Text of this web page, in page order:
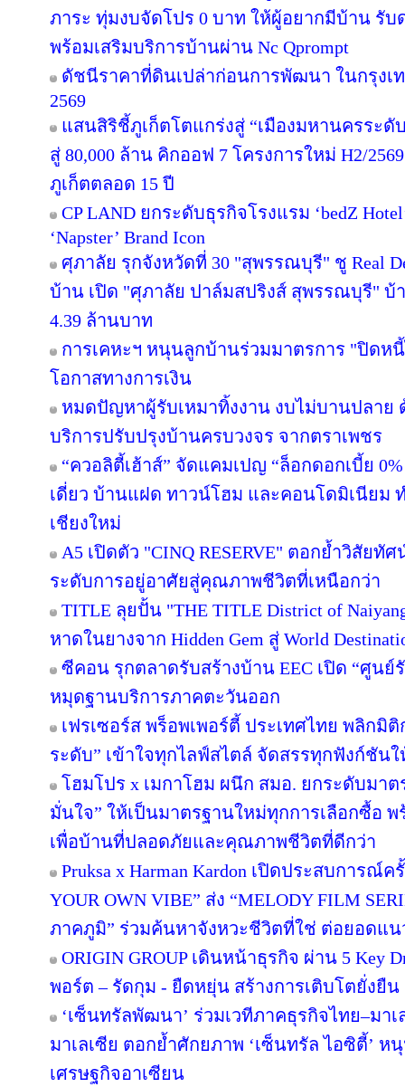
ภาระ ทุ่มงบจัดโปร 0 บาท ให้ผู้อยากมีบ้าน รับ
พร้อมเสริมบริการบ้านผ่าน Nc Qprompt
ดัชนีราคาที่ดินเปล่าก่อนการพัฒนา ในกรุงเ
2569
แสนสิริชี้ภูเก็ตโตแกร่งสู่ “เมืองมหานครระ
สู่ 80,000 ล้าน คิกออฟ 7 โครงการใหม่ H2/
ภูเก็ตตลอด 15 ปี
CP LAND ยกระดับธุรกิจโรงแรม ‘bedZ
‘Napster’ Brand Icon
ศุภาลัย รุกจังหวัดที่ 30 "สุพรรณบุรี" ชู Real
บ้าน เปิด "ศุภาลัย ปาล์มสปริงส์ สุพรรณบุรี" บ้
4.39 ล้านบาท
การเคหะฯ หนุนลูกบ้านร่วมมาตรการ "ปิดห
โอกาสทางการเงิน
หมดปัญหาผู้รับเหมาทิ้งงาน งบไม่บานปลาย ด้
บริการปรับปรุงบ้านครบวงจร จากตราเพชร
“ควอลิตี้เฮ้าส์” จัดแคมเปญ “ล็อกดอกเบี้ย
เดี่ยว บ้านแฝด ทาวน์โฮม และคอนโดมิเนียม
เชียงใหม่
A5 เปิดตัว "CINQ RESERVE" ตอกย้ำวิสัยทัศ
ระดับการอยู่อาศัยสู่คุณภาพชีวิตที่เหนือกว่า
TITLE ลุยปั้น "THE TITLE District of
หาดในยางจาก Hidden Gem สู่ World
ซีคอน รุกตลาดรับสร้างบ้าน EEC เปิด “ศูน
หมุดฐานบริการภาคตะวันออก
เฟรเซอร์ส พร็อพเพอร์ตี้ ประเทศไทย พลิกมิ
ระดับ” เข้าใจทุกไลฟ์สไตล์ จัดสรรทุกฟังก์ชัน
โฮมโปร x เมกาโฮม ผนึก สมอ. ยกระดับมา
มั่นใจ” ให้เป็นมาตรฐานใหม่ทุกการเลือกซื้อ
เพื่อบ้านที่ปลอดภัยและคุณภาพชีวิตที่ดีกว่า
Pruksa x Harman Kardon เปิดประสบการณ์
YOUR OWN VIBE” ส่ง “MELODY FILM
ภาคภูมิ” ร่วมค้นหาจังหวะชีวิตที่ใช่ ต่อยอดแน
ORIGIN GROUP เดินหน้าธุรกิจ ผ่าน 5 Key
พอร์ต – รัดกุม - ยืดหยุ่น สร้างการเติบโตยั่งยื
‘เซ็นทรัลพัฒนา’ ร่วมเวทีภาคธุรกิจไทย–มา
มาเลเซีย ตอกย้ำศักยภาพ ‘เซ็นทรัล ไอซิตี้’
เศรษฐกิจอาเซียน